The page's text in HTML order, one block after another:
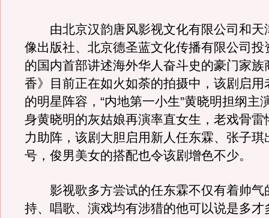
由北京汉韵唐风影视文化有限公司和天
像出版社、北京德圣蓝文化传播有限公司投
的国内首部讲述海外华人奋斗史的豪门家族
香》目前正在如火如荼的拍摄中，该剧启用
的明星阵容，“内地第一小生”黄晓明担纲主
身黄晓明的灰姑娘再演率直女生，老戏骨雷
力助阵，该剧大胆启用新人任东霖、张子琪
号，俊男美女的搭配也令该剧增色不少。
影视歌多方尝试的任东霖不仅有着帅气
持、唱歌、演戏均有涉猎的他可以说是多才